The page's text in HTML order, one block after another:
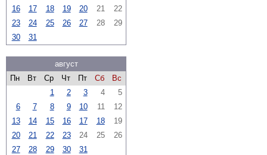
16
17 18 19 20 21
22
23
24 25 26 27 28
29
30
31
август
Пн
Вт Ср Чт Пт Сб
Вс
1
2 3 4
5
6
7 8 9 10 11
12
13
14 15 16 17 18
19
20
21 22 23 24 25
26
27
28 29 30 31